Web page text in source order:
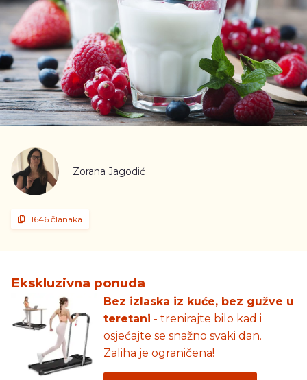
Zorana Jagodić
1646 članaka
Ekskluzivna ponuda
Bez izlaska iz kuće, bez gužve u
teretani - trenirajte bilo kad i
osjećajte se snažno svaki dan.
Zaliha je ograničena!